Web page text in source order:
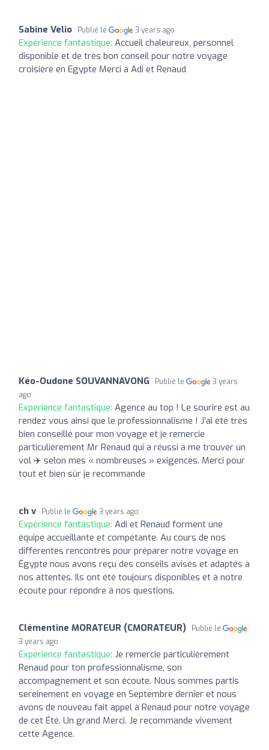
Sabine Velio Publié le 3 years ago
Expérience fantastique: Accueil chaleureux, personnel
disponible et de très bon conseil pour notre voyage
croisière en Egypte Merci à Adi et Renaud
Kéo-Oudone SOUVANNAVONG Publié le
3 years
ago
Expérience fantastique: Agence au top ! Le sourire est au
rendez vous ainsi que le professionnalisme ! J’ai été très
bien conseillé pour mon voyage et je remercie
particulièrement Mr Renaud qui a réussi à me trouver un
vol ✈️ selon mes « nombreuses » exigences. Merci pour
tout et bien sûr je recommande
ch v Publié le 3 years ago
Expérience fantastique: Adi et Renaud forment une
équipe accueillante et compétante. Au cours de nos
différentes rencontres pour préparer notre voyage en
Égypte nous avons reçu des conseils avisés et adaptés à
nos attentes. Ils ont été toujours disponibles et à notre
écoute pour répondre à nos questions.
Clémentine MORATEUR (CMORATEUR)
Publié le
3 years ago
Expérience fantastique: Je remercie particulièrement
Renaud pour ton professionnalisme, son
accompagnement et son écoute. Nous sommes partis
sereinement en voyage en Septembre dernier et nous
avons de nouveau fait appel à Renaud pour notre voyage
de cet Été. Un grand Merci. Je recommande vivement
cette Agence.